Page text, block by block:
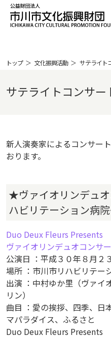
公益財団法人 市
PROMOTION
トップ 文化振興活動 サテライト
サテライトコンサー
新人演奏家によるコンサー
おります。
★ヴァイオリンデュ
ハビリテーション病
Duo Deux Fleurs Presents
ヴァイオリンデュオコンサ
公演日 ：平成３０年８月２
場所 ：市川市リハビリテー
出演 ：中村ゆか里（ヴァイ
リン）
曲目 ：愛の挨拶、四季、日
マパラダイス、ふるさと
Duo Deux Fleurs Presents